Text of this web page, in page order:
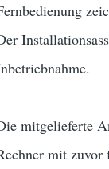
mitgelieferte
mit zuvor